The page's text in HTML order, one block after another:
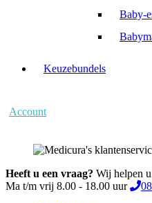
Baby-
Keuzebundels
Account
Heeft u een vraag? Wij helpen
Ma t/m vrij 8.00 - 18.00 uur